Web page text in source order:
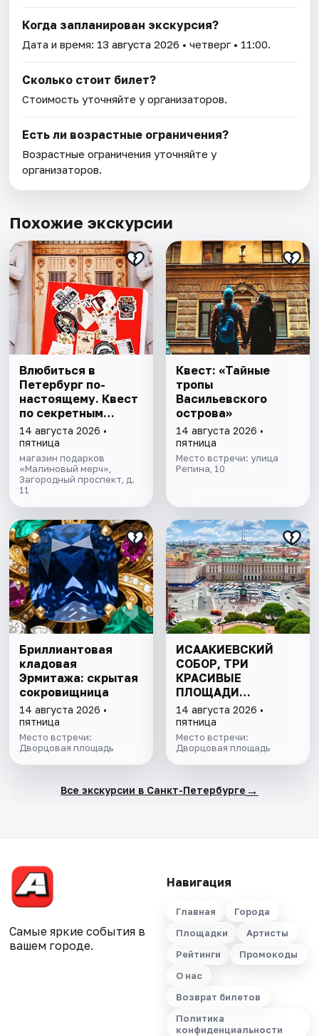
Когда запланирован экскурсия?
Дата и время: 13 августа 2026 • четверг • 11:00.
Сколько стоит билет?
Стоимость уточняйте у организаторов.
Есть ли возрастные ограничения?
Возрастные ограничения уточняйте у
организаторов.
Похожие экскурсии
Влюбиться в
Петербург по-
настоящему. Квест
по секретным
местам
14 августа 2026 •
пятница
магазин подарков
«Малиновый мерч»,
Загородный проспект, д.
11
Квест: «Тайные
тропы
Васильевского
острова»
14 августа 2026 •
пятница
Место встречи: улица
Репина, 10
Бриллиантовая
кладовая
Эрмитажа: скрытая
сокровищница
14 августа 2026 •
пятница
Место встречи:
Дворцовая площадь
ИСААКИЕВСКИЙ
СОБОР, ТРИ
КРАСИВЫЕ
ПЛОЩАДИ
ПЕТЕРБУРГА И
ПОДЪЁМ НА
КОЛОННАДУ В
МИНИ-ГРУППЕ
14 августа 2026 •
пятница
Место встречи:
Дворцовая площадь
Все экскурсии в Санкт-Петербурге →
Самые яркие события в
вашем городе.
Навигация
Главная
Города
Площадки
Артисты
Рейтинги
Промокоды
О нас
Возврат билетов
Политика
конфиденциальности